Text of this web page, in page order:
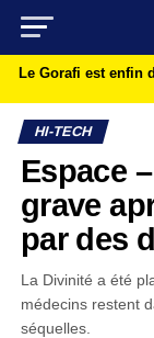
Le Gorafi est enfin
HI-TECH
Espace
grave
par des
La Divinité a été
médecins restent
séquelles.